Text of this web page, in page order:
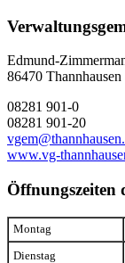
Edmund-
86470 Thannhausen
08281 901-0
08281 901-20
www.vg-
Öffnungszeiten
Montag
Dienstag